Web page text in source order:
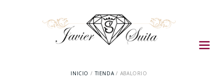
INICIO TIENDA ABALORIO